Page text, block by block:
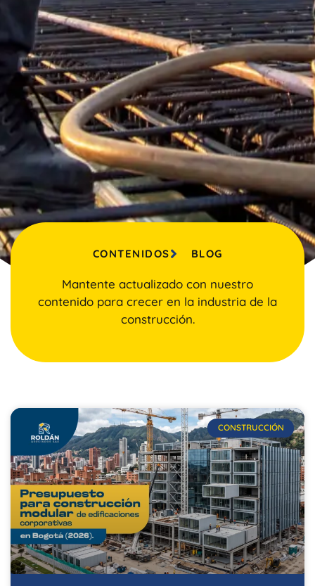
CONTENIDOS BLOG
Mantente actualizado con nuestro
contenido para crecer en la industria de la
construcción.
CONSTRUCCIÓN